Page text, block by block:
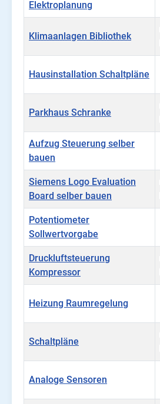
Elektroplanung
Klimaanlagen Bibliothek
Hausinstallation Schaltpläne
Parkhaus Schranke
Aufzug Steuerung selber
bauen
Siemens Logo Evaluation
Board selber bauen
Potentiometer
Sollwertvorgabe
Druckluftsteuerung
Kompressor
Heizung Raumregelung
Schaltpläne
Analoge Sensoren